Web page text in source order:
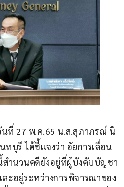
นที่ 27 พ.ค.65 น.ส.สุภาภรณ์ นิ
บุรี ได้ชี้แจงว่า อัยการเลื่อน
สำนวนคดียังอยู่ที่ผู้บังคับบัญชา
ะอยู่ระหว่างการพิจารณาของ